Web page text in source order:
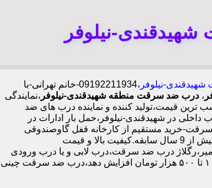
نیلوفر
نیلوفر
،09192211934-خانم تهرانی-با
، درب ضد سرقت منطقه شهیدقندی-نیلوفر ،نمایندگی
قیمت،تولید کننده و نماینده درب های ضد
در شهیدقندی-نیلوفر،حمل بار ادارات در
خرید مستقیم از کارخانه قفل گاوصندوقی
کاله،ضد برش و ضد دیلم 100% وارداتی،ورق فولادی دوبل چهارطرفه،عایق حرارت و صوت،اکیپ نصاب حرفه ای با گارانتی نصب 2 ساله،نصب 2 ساعته.بیش از 9 سال سابقه.کیفیت بالا و قیمت
درب ضد سرقت،درب لابی و یا درب ورودی
ساختمان از جمله عوامل تأثیر گذار در ظاهر کل ساختمان می‌باشد.طبق تحقیقات انجام شده،درب لابی لوکس می‌تواند ارزش هر متر مربع از آپارتمان را ۱۰۰ تا ۵۰۰ هزار تومان افزایش دهد،درب ضد سرقت چینی